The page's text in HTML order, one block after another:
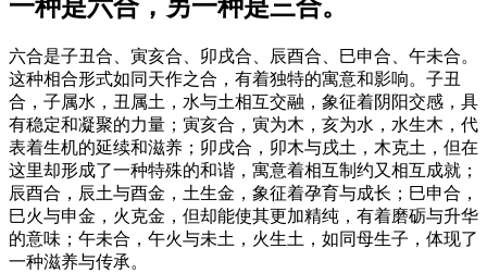
一种是六合，另一种是三合。
六合是子丑合、寅亥合、卯戌合、辰酉合、巳申合、午未合。
这种相合形式如同天作之合，有着独特的寓意和影响。子丑
合，子属水，丑属土，水与土相互交融，象征着阴阳交感，具
有稳定和凝聚的力量；寅亥合，寅为木，亥为水，水生木，代
表着生机的延续和滋养；卯戌合，卯木与戌土，木克土，但在
这里却形成了一种特殊的和谐，寓意着相互制约又相互成就；
辰酉合，辰土与酉金，土生金，象征着孕育与成长；巳申合，
巳火与申金，火克金，但却能使其更加精纯，有着磨砺与升华
的意味；午未合，午火与未土，火生土，如同母生子，体现了
一种滋养与传承。